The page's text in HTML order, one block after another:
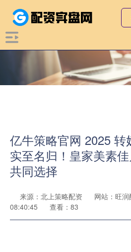
亿牛策略官网 2025 转
实至名归！皇家美素
共同选择
来源：北上策略配资 网站：旺润
08:40:45
查看：83